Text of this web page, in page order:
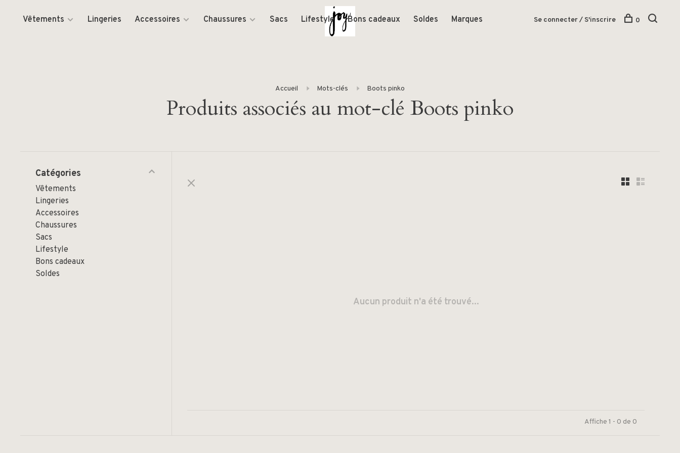
Vêtements Lingeries Accessoires Chaussures Sacs Lifestyle Bons cadeaux Soldes Marques Se connecter / S'inscrire 0
Accueil Mots-clés Boots pinko
Produits associés au mot-clé Boots pinko
Catégories
Vêtements
Lingeries
Accessoires
Chaussures
Sacs
Lifestyle
Bons cadeaux
Soldes
Aucun produit n'a été trouvé...
Affiche 1 - 0 de 0